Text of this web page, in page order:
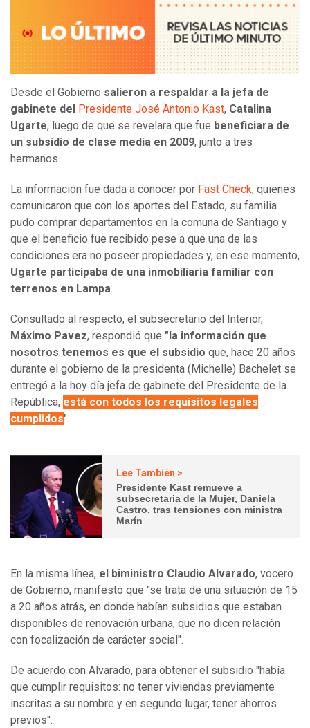
Desde el Gobierno salieron a respaldar a la jefa de
gabinete del
Presidente José Antonio Kast, Catalina
Ugarte, luego de que se revelara que fue beneficiara de
un subsidio de clase media en 2009, junto a tres
hermanos.
La información fue dada a conocer por Fast Check, quienes
comunicaron que con los aportes del Estado, su familia
pudo comprar departamentos en la comuna de Santiago y
que el beneficio fue recibido pese a que una de las
condiciones era no poseer propiedades y, en ese momento,
Ugarte participaba de una inmobiliaria familiar con
terrenos en Lampa.
Consultado al respecto, el subsecretario del Interior,
Máximo Pavez, respondió que "la información que
nosotros tenemos es que el subsidio que, hace 20 años
durante el gobierno de la presidenta (Michelle) Bachelet se
entregó a la hoy día jefa de gabinete del Presidente de la
República, está con todos los requisitos legales
cumplidos".
Lee También >
Presidente Kast remueve a
subsecretaria de la Mujer, Daniela
Castro, tras tensiones con ministra
Marín
En la misma línea, el biministro Claudio Alvarado, vocero
de Gobierno, manifestó que "se trata de una situación de 15
a 20 años atrás, en donde habían subsidios que estaban
disponibles de renovación urbana, que no dicen relación
con focalización de carácter social".
De acuerdo con Alvarado, para obtener el subsidio "había
que cumplir requisitos: no tener viviendas previamente
inscritas a su nombre y en segundo lugar, tener ahorros
previos".